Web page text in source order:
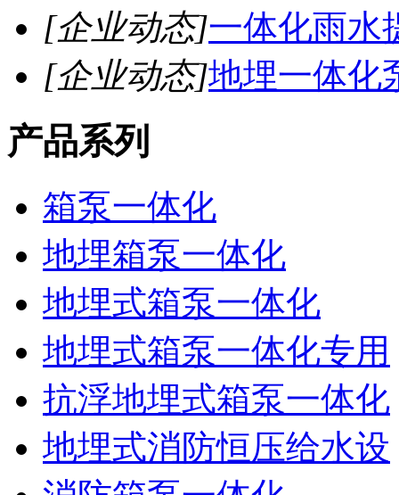
[企业动态]一体化雨水
[企业动态]地埋一体化
产品系列
箱泵一体化
地埋箱泵一体化
地埋式箱泵一体化
地埋式箱泵一体化专用
抗浮地埋式箱泵一体化
地埋式消防恒压给水设